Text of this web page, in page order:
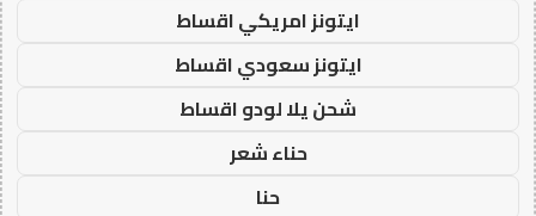
ايتونز امريكي اقساط
ايتونز سعودي اقساط
شحن يلا لودو اقساط
حناء شعر
حنا